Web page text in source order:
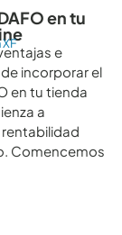
en tu
e
incorporar el
en tu tienda
a
Comencemos